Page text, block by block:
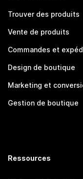
Trouver des produits
Vente de produits
Commandes et
Design de boutique
Marketing et
Gestion de boutique
Ressources